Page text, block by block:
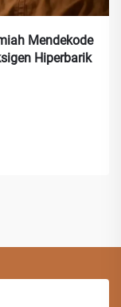
Mendekode
Hiperbarik